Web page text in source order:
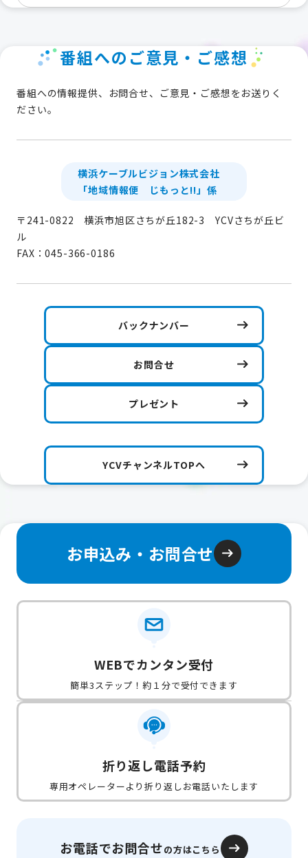
番組へのご意見・ご感想
番組への情報提供、お問合せ、ご意見・ご感想をお送りく
ださい。
横浜ケーブルビジョン株式会社
「地域情報便 じもっと!!」係
〒241-0822 横浜市旭区さちが丘182-3 YCVさちが丘ビ
ル
FAX：045-366-0186
バックナンバー
お問合せ
プレゼント
YCVチャンネルTOPへ
お申込み・お問合せ
WEBでカンタン受付
簡単3ステップ！約１分で受付できます
折り返し電話予約
専用オペレーターより折り返しお電話いたします
お電話でお問合せの方はこちら